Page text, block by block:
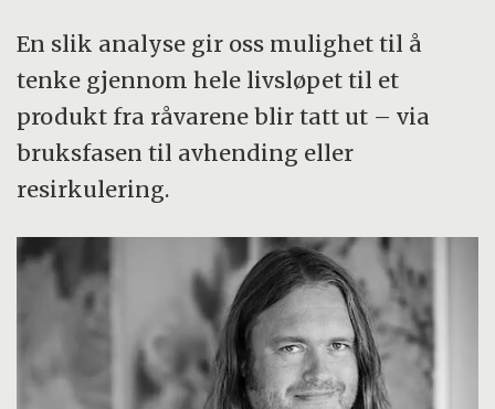
En slik analyse gir oss mulighet til å
tenke gjennom hele livsløpet til et
produkt fra råvarene blir tatt ut – via
bruksfasen til avhending eller
resirkulering.